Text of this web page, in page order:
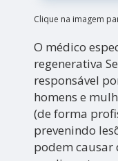
Clique na imagem
O médico
regenerativa
responsável
homens e
(de forma
prevenindo
podem causar